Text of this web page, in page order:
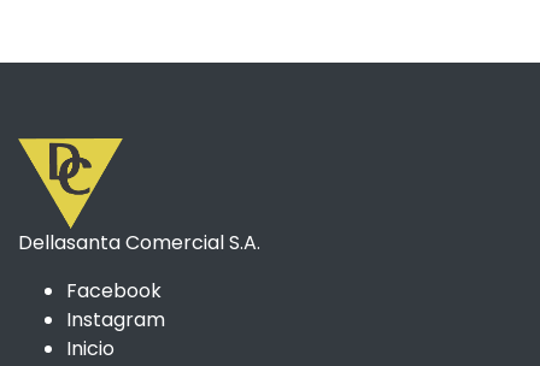
Dellasanta Comercial S.A.
Facebook
Instagram
Inicio